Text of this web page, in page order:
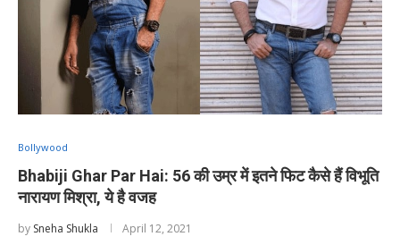
Bollywood
Bhabiji Ghar Par Hai: 56 की उम्र में इतने फिट कैसे हैं विभूति
नारायण मिश्रा, ये है वजह
by Sneha Shukla April 12, 2021